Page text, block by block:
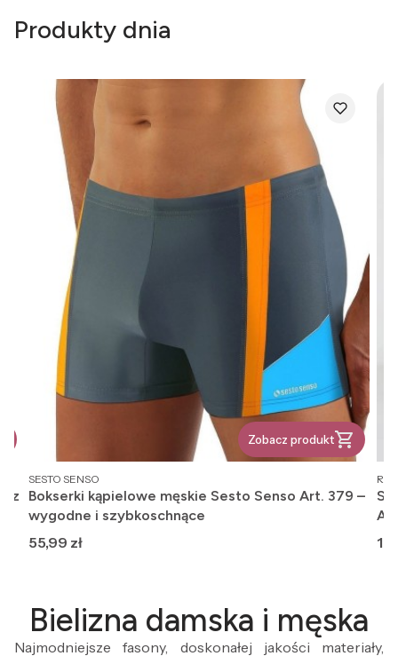
Produkty dnia
z
Zobacz produkt
PRODUCENT
SESTO SENSO
Bokserki kąpielowe męskie Sesto Senso Art. 379 –
wygodne i szybkoschnące
Cena
55,99 zł
Bielizna damska i męska
Najmodniejsze fasony, doskonałej jakości materiały,